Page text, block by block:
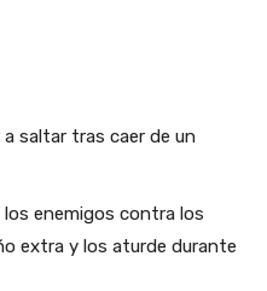
saltar tras caer de un
enemigos contra los
extra y los aturde durante